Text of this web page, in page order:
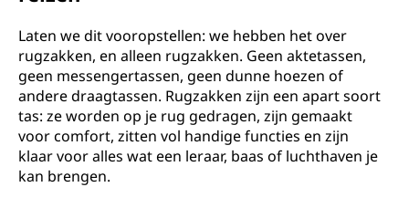
Laten we dit vooropstellen: we hebben het over
rugzakken, en alleen rugzakken. Geen aktetassen,
geen messengertassen, geen dunne hoezen of
andere draagtassen. Rugzakken zijn een apart soort
tas: ze worden op je rug gedragen, zijn gemaakt
voor comfort, zitten vol handige functies en zijn
klaar voor alles wat een leraar, baas of luchthaven je
kan brengen.